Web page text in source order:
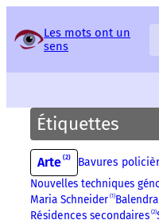
Les mots ont un
sens
Étiquettes
Arte 2 Bavures
Nouvelles techniques
Maria Schneider 1
Résidences secondaires 2
Panneau de gestion des